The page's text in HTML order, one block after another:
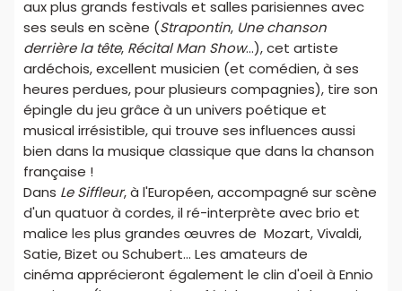
aux plus grands festivals et salles parisiennes avec
ses seuls en scène (Strapontin, Une chanson
derrière la tête, Récital Man Show...), cet artiste
ardéchois, excellent musicien (et comédien, à ses
heures perdues, pour plusieurs compagnies), tire son
épingle du jeu grâce à un univers poétique et
musical irrésistible, qui trouve ses influences aussi
bien dans la musique classique que dans la chanson
française !
Dans Le Siffleur, à l'Européen, accompagné sur scène
d'un quatuor à cordes, il ré-interprète avec brio et
malice les plus grandes œuvres de Mozart, Vivaldi,
Satie, Bizet ou Schubert... Les amateurs de
cinéma apprécieront également le clin d'oeil à Ennio